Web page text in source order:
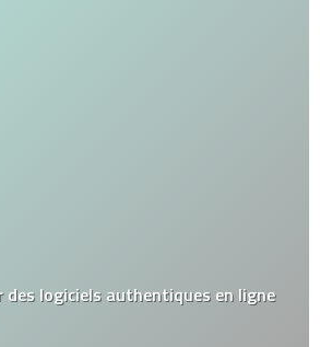
des logiciels authentiques en ligne